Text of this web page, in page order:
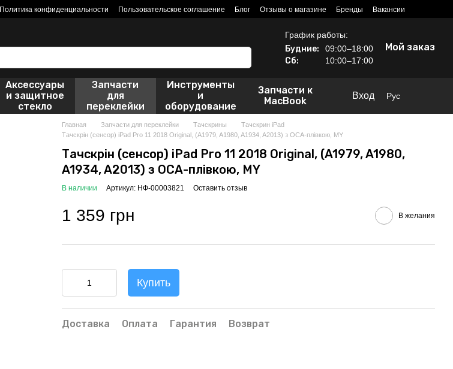
Политика конфиденциальности Пользовательское соглашение Блог Отзывы о магазине Бренды Вакансии
График работы:
Будние: 09:00–18:00
Сб: 10:00–17:00
Мой заказ
Аксессуары
и защитное
стекло
Запчасти
для
переклейки
Инструменты
и
оборудование
Запчасти к
MacBook
Вход Рус
Главная Запчасти для переклейки Тачскрины
Тачскрин iPad
Тачскрін (сенсор) iPad Pro 11 2018 Original, (A1979, A1980, A1934, A2013) з OCA-плівкою, MY
Тачскрін (сенсор) iPad Pro 11 2018 Original, (A1979, A1980,
A1934, A2013) з OCA-плівкою, MY
В наличии Артикул: НФ-00003821 Оставить отзыв
1 359 грн В желания
Купить
Доставка Оплата Гарантия Возврат